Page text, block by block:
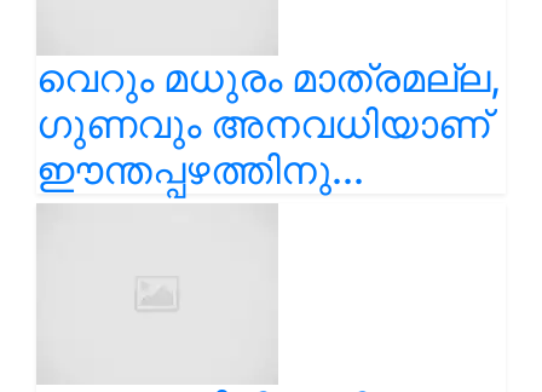
വെറും മധുരം മാത്രമല്ല,
ഗുണവും അനവധിയാണ്
ഈന്തപ്പഴത്തിനു...